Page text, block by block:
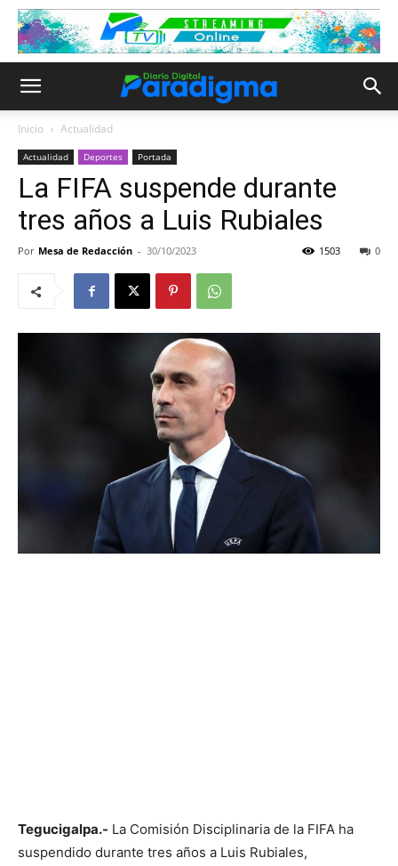
Inicio Actualidad
Actualidad Deportes Portada
La FIFA suspende durante
tres años a Luis Rubiales
Por Mesa de Redacción - 30/10/2023 0
1503
Tegucigalpa.- La Comisión Disciplinaria de la FIFA ha
suspendido durante tres años a Luis Rubiales,